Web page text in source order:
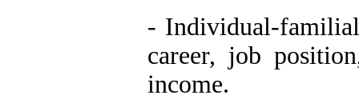
- Individual-
career, job
income.